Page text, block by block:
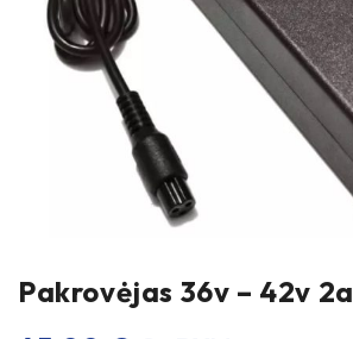
Pakrovėjas 36v – 42v 2a